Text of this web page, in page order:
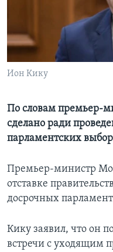
Learning English
СОЦИАЛЬНЫЕ СЕТИ
Языки
Ион Кику
По словам премьер-
сделано ради
парламентских
Премьер-министр
отставке
досрочных
Кику заявил, что он
встречи с уходящим